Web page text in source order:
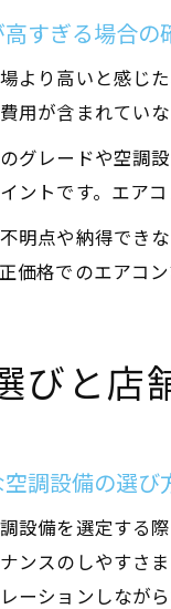
すぎる場合の
より高いと感じ
用が含まれてい
グレードや空調
ントです。エア
明点や納得でき
価格でのエアコン
びと店
調設備の選び
設備を選定する
ンスのしやすさ
ーションしなが